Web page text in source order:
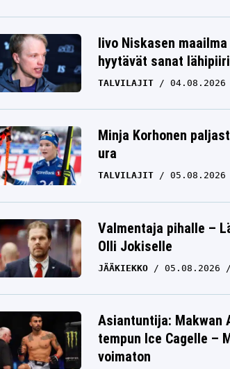
Iivo Niskasen
hyytävät sanat
TALVILAJIT 04.08.2026
Minja Korhonen
ura
TALVILAJIT 05.08.2026
Valmentaja pihalle –
Olli Jokiselle
JÄÄKIEKKO 05.08.2026
Asiantuntija: Makwan
tempun Ice Cagelle –
voimaton